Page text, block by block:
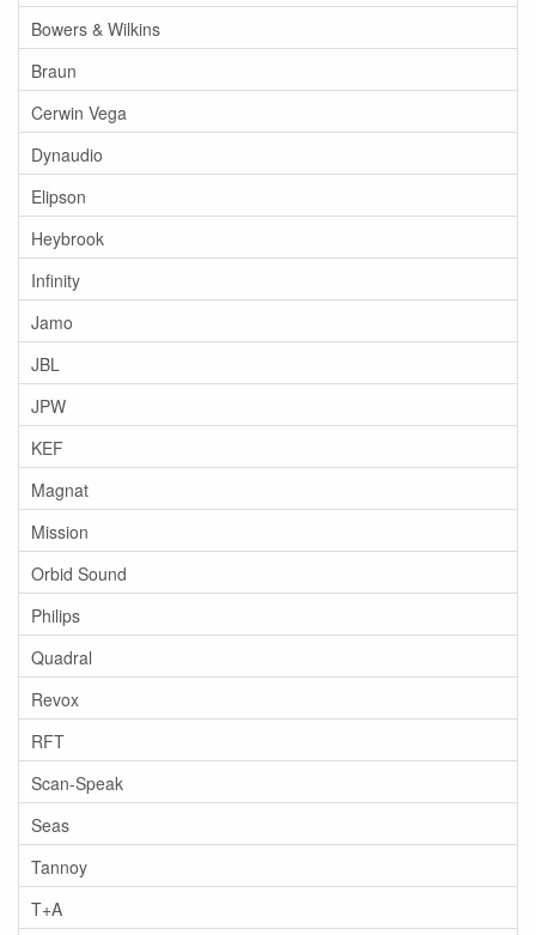
Bowers & Wilkins
Braun
Cerwin Vega
Dynaudio
Elipson
Heybrook
Infinity
Jamo
JBL
JPW
KEF
Magnat
Mission
Orbid Sound
Philips
Quadral
Revox
RFT
Scan-Speak
Seas
Tannoy
T+A